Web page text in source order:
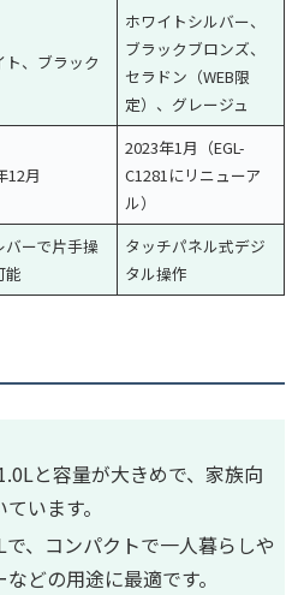
ト、ブラック
ホワイトシルバー、
ブラックブロンズ、
セラドン（WEB限
定）、グレージュ
12月
2023年1月（EGL-
C1281にリニューア
ル）
バーで片手操
能
タッチパネル式デジ
タル操作
と容量が大きめで、家族向
います。
で、コンパクトで一人暮らしや
どの用途に最適です。